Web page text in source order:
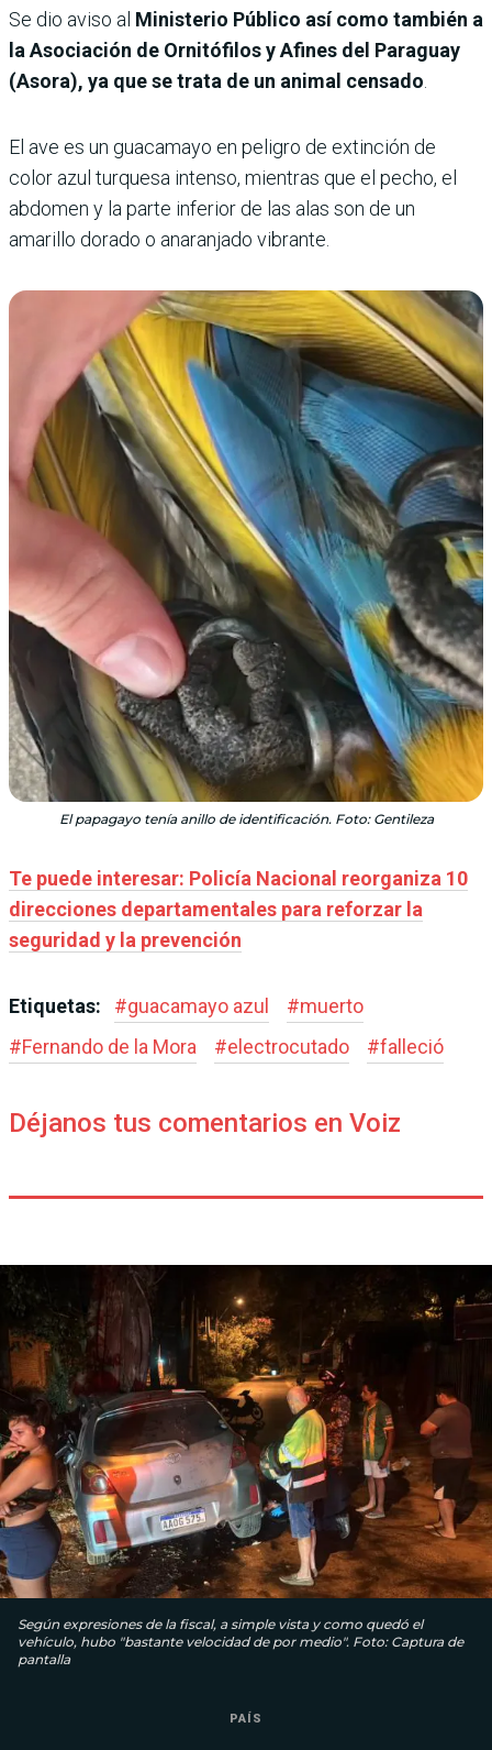
Se dio aviso al Ministerio Público así como también a
la Asociación de Ornitófilos y Afines del Paraguay
(Asora), ya que se trata de un animal censado.
El ave es un guacamayo en peligro de extinción de
color azul turquesa intenso, mientras que el pecho, el
abdomen y la parte inferior de las alas son de un
amarillo dorado o anaranjado vibrante.
El papagayo tenía anillo de identificación. Foto: Gentileza
Te puede interesar: Policía Nacional reorganiza 10
direcciones departamentales para reforzar la
seguridad y la prevención
Etiquetas: #guacamayo azul #muerto
#Fernando de la Mora #electrocutado #falleció
Déjanos tus comentarios en Voiz
Según expresiones de la fiscal, a simple vista y como quedó el
vehículo, hubo "bastante velocidad de por medio". Foto: Captura de
pantalla
PAÍS